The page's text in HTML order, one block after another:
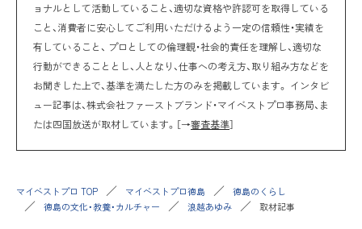
ョナルとして活動していること、適切な資格や許認可を取得している
こと、消費者に安心してご利用いただけるよう一定の信頼性・実績を
有していること、 プロとしての倫理観・社会的責任を理解し、適切な
行動ができることとし、人となり、仕事への考え方、取り組み方などを
お聞きした上で、基準を満たした方のみを掲載しています。 インタビ
ュー記事は、株式会社ファーストブランド・マイベストプロ事務局、ま
たは四国放送が取材しています。［→審査基準］
マイベストプロ TOP マイベストプロ徳島
徳島のくらし
徳島の文化・教養・カルチャー
浪越あゆみ 取材記事